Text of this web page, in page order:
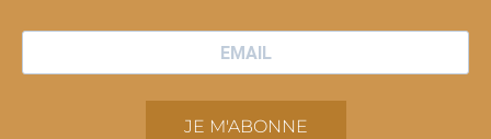
JE M'ABONNE